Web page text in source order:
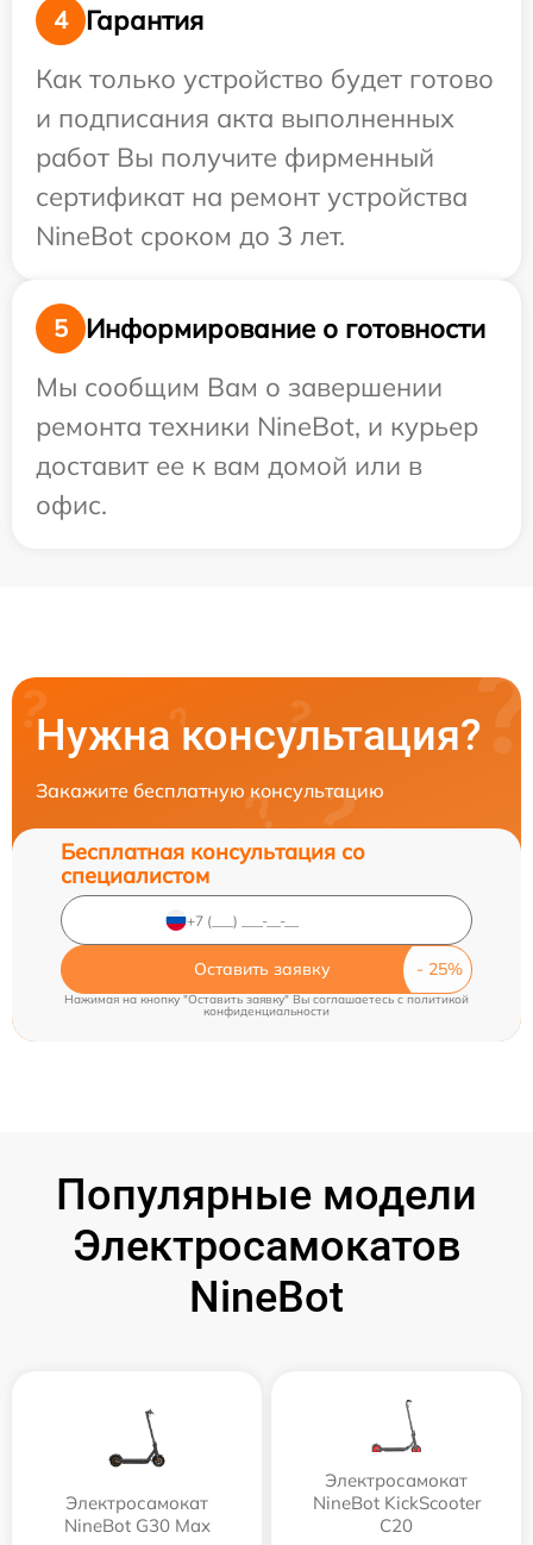
4
Гарантия
Как только устройство будет готово
и подписания акта выполненных
работ Вы получите фирменный
сертификат на ремонт устройства
NineBot сроком до 3 лет.
5
Информирование о готовности
Мы сообщим Вам о завершении
ремонта техники NineBot, и курьер
доставит ее к вам домой или в
офис.
Нужна консультация?
Закажите бесплатную консультацию
Бесплатная консультация со
специалистом
Оставить заявку
Нажимая на кнопку "Оставить заявку" Вы соглашаетесь c политикой
конфиденциальности
Популярные модели
Электросамокатов
NineBot
Электросамокат
NineBot G30 Max
Электросамокат
NineBot KickScooter
C20